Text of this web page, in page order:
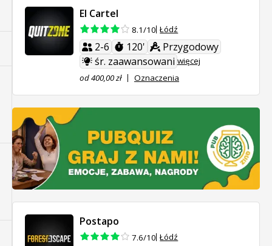
El Cartel
8.1/10 Łódź
2-6 120'
Przygodowy
śr. zaawansowani więcej
od 400,00 zł
Oznaczenia
Postapo
7.6/10 Łódź